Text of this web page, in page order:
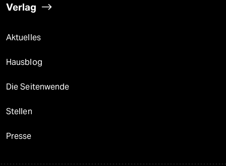
Verlag
Aktuelles
Hausblog
Die Seitenwende
Stellen
Presse